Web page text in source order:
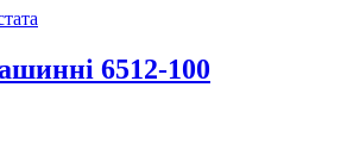
6512-100